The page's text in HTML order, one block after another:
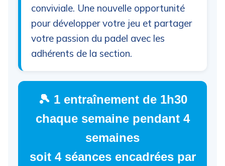
conviviale. Une nouvelle opportunité
pour développer votre jeu et partager
votre passion du padel avec les
adhérents de la section.
🎾 1 entraînement de 1h30
chaque semaine pendant 4
semaines
soit 4 séances encadréespar